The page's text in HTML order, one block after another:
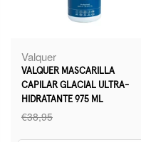
Valquer
VALQUER MASCARILLA
CAPILAR GLACIAL ULTRA-
HIDRATANTE 975 ML
€38,95